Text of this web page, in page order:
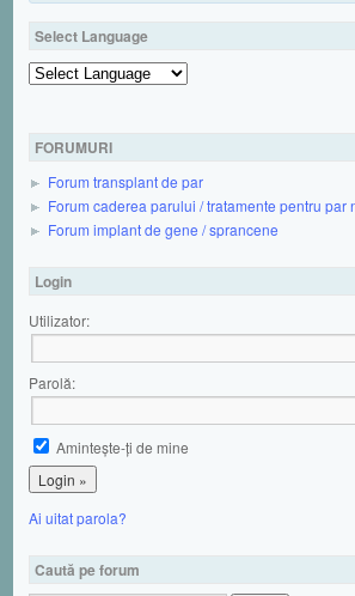
Select Language
FORUMURI
Forum transplant de par
Forum caderea parului / tratamente pentru par
Forum implant de gene / sprancene
Login
Utilizator:
Parolă:
Aminteşte-ţi de mine
Ai uitat parola?
Caută pe forum